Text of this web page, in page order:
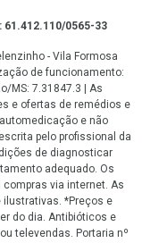
61.412.110/0565-33
- Vila Formosa
de funcionamento:
MS: 7.31847.3 | As
e ofertas de remédios e
e não
pelo profissional da
de diagnosticar
adequado. Os
via internet. As
*Preços e
do dia. Antibióticos e
televendas. Portaria nº